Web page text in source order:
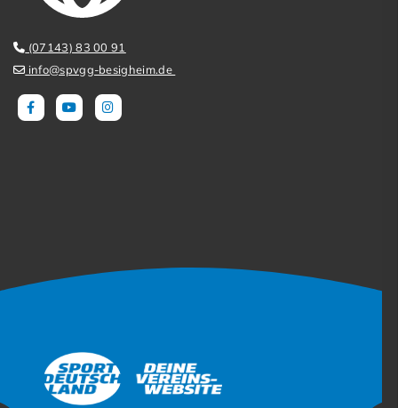
(07143) 83 00 91
info@spvgg-besigheim.de